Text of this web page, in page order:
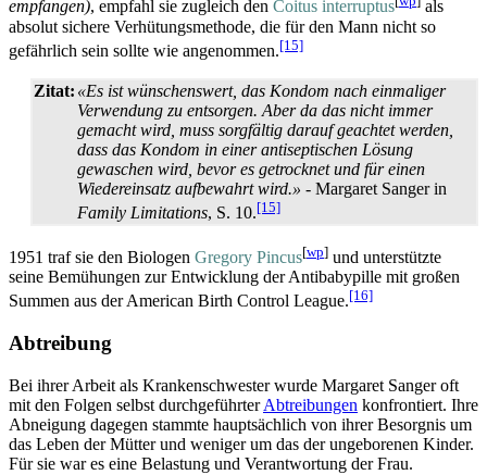
empfangen), empfahl sie zugleich den Coitus interruptus
als
absolut sichere Verhütungsmethode, die für den Mann nicht so
gefährlich sein sollte wie angenommen.[15]
Zitat: «Es ist wünschenswert, das Kondom nach einmaliger
Verwendung zu entsorgen. Aber da das nicht immer
gemacht wird, muss sorgfältig darauf geachtet werden,
dass das Kondom in einer antiseptischen Lösung
gewaschen wird, bevor es getrocknet und für einen
Wiedereinsatz aufbewahrt wird.» - Margaret Sanger in
Family Limitations, S. 10.[15]
1951 traf sie den Biologen Gregory Pincus[wp] und unterstützte
seine Bemühungen zur Entwicklung der Antibabypille mit großen
Summen aus der American Birth Control League.[16]
Abtreibung
Bei ihrer Arbeit als Krankenschwester wurde Margaret Sanger oft
mit den Folgen selbst durchgeführterAbtreibungen konfrontiert. Ihre
Abneigung dagegen stammte hauptsächlich von ihrer Besorgnis um
das Leben der Mütter und weniger um das der ungeborenen Kinder.
Für sie war es eine Belastung und Verantwortung der Frau.